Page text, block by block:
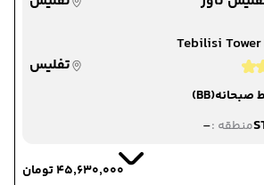
Tebilisi
تفلیس
صبحانه(BB)
منطقه :-
۴۵٬۶۳۰٬۰۰۰ تومان